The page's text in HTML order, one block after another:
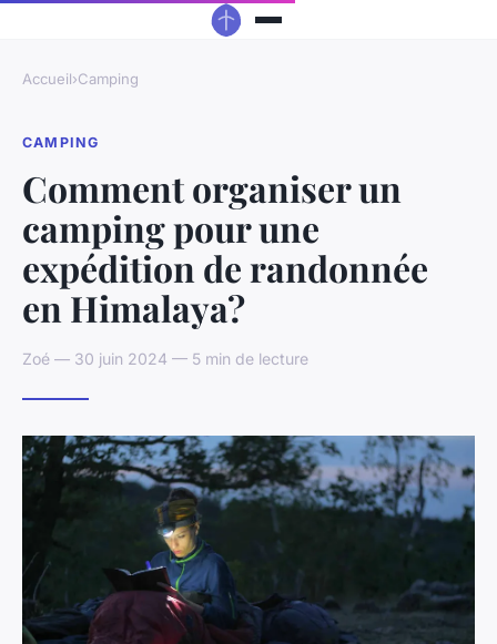
Accueil›Camping
CAMPING
Comment organiser un
camping pour une
expédition de randonnée
en Himalaya?
Zoé — 30 juin 2024 — 5 min de lecture